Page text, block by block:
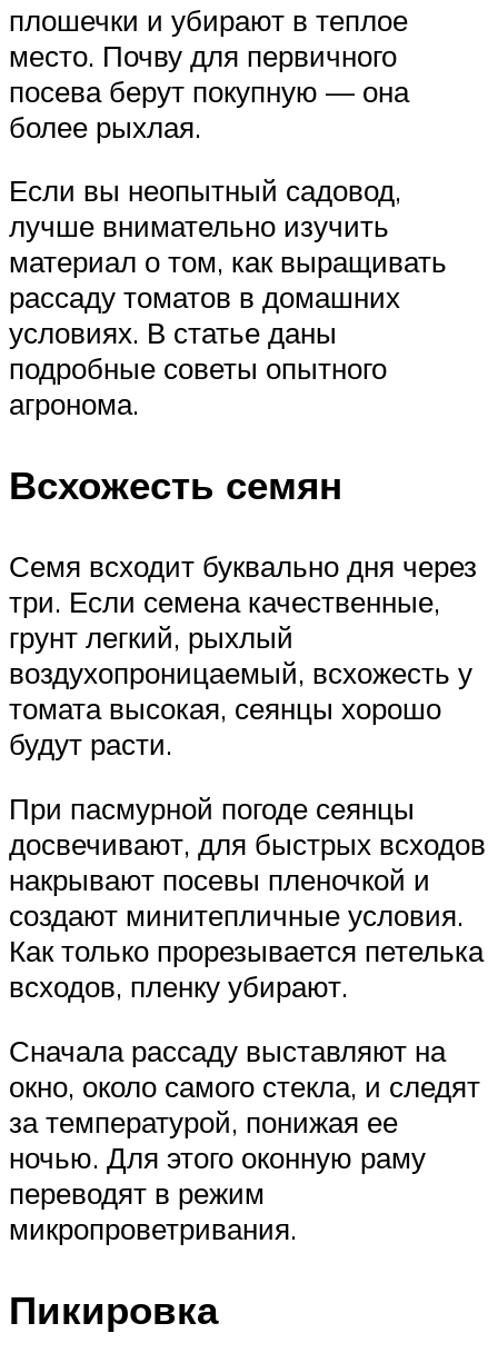
плошечки и убирают в теплое
место. Почву для первичного
посева берут покупную — она
более рыхлая.
Если вы неопытный садовод,
лучше внимательно изучить
материал о том, как выращивать
рассаду томатов в домашних
условиях. В статье даны
подробные советы опытного
агронома.
Всхожесть семян
Семя всходит буквально дня через
три. Если семена качественные,
грунт легкий, рыхлый
воздухопроницаемый, всхожесть у
томата высокая, сеянцы хорошо
будут расти.
При пасмурной погоде сеянцы
досвечивают, для быстрых всходов
накрывают посевы пленочкой и
создают минитепличные условия.
Как только прорезывается петелька
всходов, пленку убирают.
Сначала рассаду выставляют на
окно, около самого стекла, и следят
за температурой, понижая ее
ночью. Для этого оконную раму
переводят в режим
микропроветривания.
Пикировка